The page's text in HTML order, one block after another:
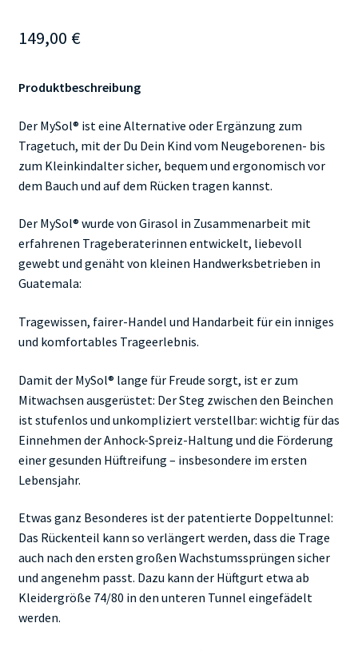
149,00 €
Produktbeschreibung
Der MySol® ist eine Alternative oder Ergänzung zum
Tragetuch, mit der Du Dein Kind vom Neugeborenen- bis
zum Kleinkindalter sicher, bequem und ergonomisch vor
dem Bauch und auf dem Rücken tragen kannst.
Der MySol® wurde von Girasol in Zusammenarbeit mit
erfahrenen Trageberaterinnen entwickelt, liebevoll
gewebt und genäht von kleinen Handwerksbetrieben in
Guatemala:
Tragewissen, fairer-Handel und Handarbeit für ein inniges
und komfortables Trageerlebnis.
Damit der MySol® lange für Freude sorgt, ist er zum
Mitwachsen ausgerüstet: Der Steg zwischen den Beinchen
ist stufenlos und unkompliziert verstellbar: wichtig für das
Einnehmen der Anhock-Spreiz-Haltung und die Förderung
einer gesunden Hüftreifung – insbesondere im ersten
Lebensjahr.
Etwas ganz Besonderes ist der patentierte Doppeltunnel:
Das Rückenteil kann so verlängert werden, dass die Trage
auch nach den ersten großen Wachstumssprüngen sicher
und angenehm passt. Dazu kann der Hüftgurt etwa ab
Kleidergröße 74/80 in den unteren Tunnel eingefädelt
werden.